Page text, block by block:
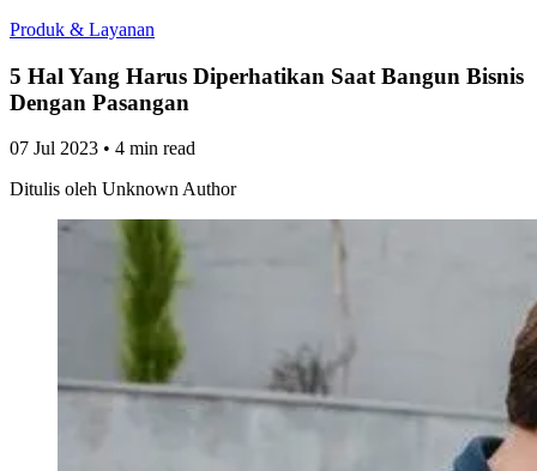
Produk & Layanan
5 Hal Yang Harus Diperhatikan Saat Bangun Bisnis
Dengan Pasangan
07 Jul 2023 • 4 min read
Ditulis oleh Unknown Author